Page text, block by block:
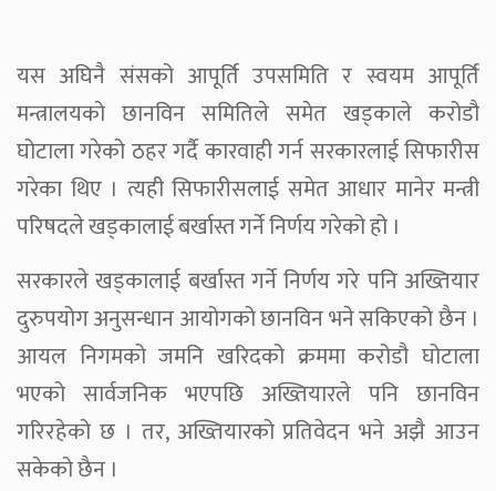
यस अघिनै संसको आपूर्ति उपसमिति र स्वयम आपूर्ति
मन्त्रालयको छानविन समितिले समेत खड्काले करोडौ
घोटाला गरेको ठहर गर्दै कारवाही गर्न सरकारलाई सिफारीस
गरेका थिए । त्यही सिफारीसलाई समेत आधार मानेर मन्त्री
परिषदले खड्कालाई बर्खास्त गर्ने निर्णय गरेको हो ।
सरकारले खड्कालाई बर्खास्त गर्ने निर्णय गरे पनि अख्तियार
दुरुपयोग अनुसन्धान आयोगको छानविन भने सकिएको छैन ।
आयल निगमको जमनि खरिदको क्रममा करोडौ घोटाला
भएको सार्वजनिक भएपछि अख्तियारले पनि छानविन
गरिरहेको छ । तर, अख्तियारको प्रतिवेदन भने अझै आउन
सकेको छैन ।